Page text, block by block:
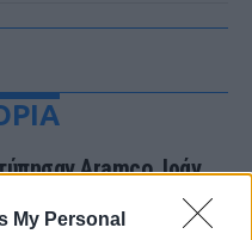
My Personal
Aramco, Ιράν
τους όρους για τα
Ορμούζ